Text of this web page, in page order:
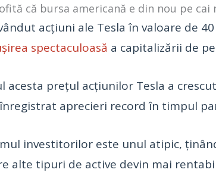
că bursa americană e din nou pe cai
acțiuni ale Tesla în valoare de
spectaculoasă a capitalizării de
acesta prețul acțiunilor Tesla a
aprecieri record în timpul
investitorilor este unul atipic,
alte tipuri de active devin mai